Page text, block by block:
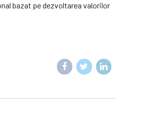
bazat pe dezvoltarea valorilor